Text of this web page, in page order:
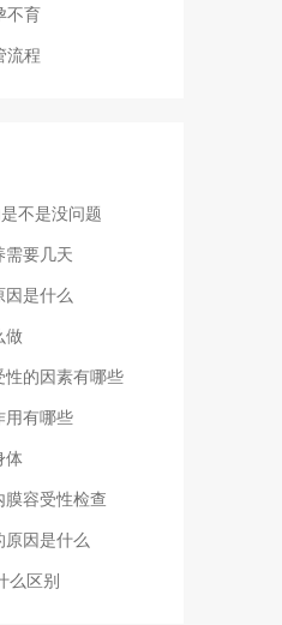
不育
流程
不是没问题
要几天
是什么
做
的因素有哪些
用有哪些
体
容受性检查
原因是什么
么区别